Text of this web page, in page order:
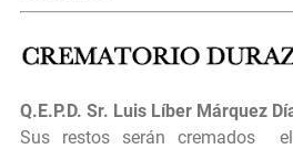
Q.E.P.D. Sr. Luis Líber Márquez
Sus restos serán cremados